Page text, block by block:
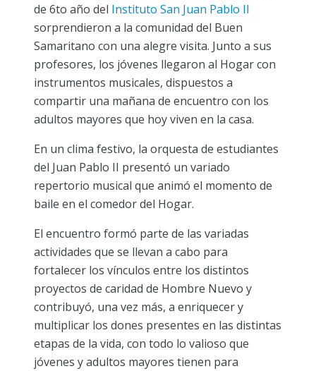
de 6to año del Instituto San Juan Pablo II
sorprendieron a la comunidad del Buen
Samaritano con una alegre visita. Junto a sus
profesores, los jóvenes llegaron al Hogar con
instrumentos musicales, dispuestos a
compartir una mañana de encuentro con los
adultos mayores que hoy viven en la casa.
En un clima festivo, la orquesta de estudiantes
del Juan Pablo II presentó un variado
repertorio musical que animó el momento de
baile en el comedor del Hogar.
El encuentro formó parte de las variadas
actividades que se llevan a cabo para
fortalecer los vínculos entre los distintos
proyectos de caridad de Hombre Nuevo y
contribuyó, una vez más, a enriquecer y
multiplicar los dones presentes en las distintas
etapas de la vida, con todo lo valioso que
jóvenes y adultos mayores tienen para